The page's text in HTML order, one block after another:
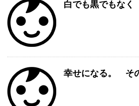
白でも黒でもな
幸せになる。 そ